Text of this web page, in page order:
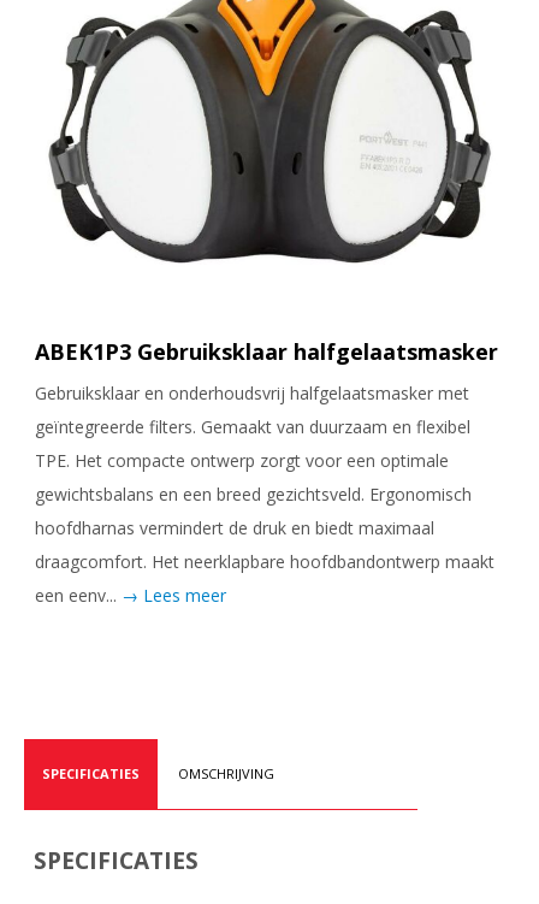
ABEK1P3 Gebruiksklaar halfgelaatsmasker
Gebruiksklaar en onderhoudsvrij halfgelaatsmasker met
geïntegreerde filters. Gemaakt van duurzaam en flexibel
TPE. Het compacte ontwerp zorgt voor een optimale
gewichtsbalans en een breed gezichtsveld. Ergonomisch
hoofdharnas vermindert de druk en biedt maximaal
draagcomfort. Het neerklapbare hoofdbandontwerp maakt
een eenv... → Lees meer
SPECIFICATIES OMSCHRIJVING
SPECIFICATIES